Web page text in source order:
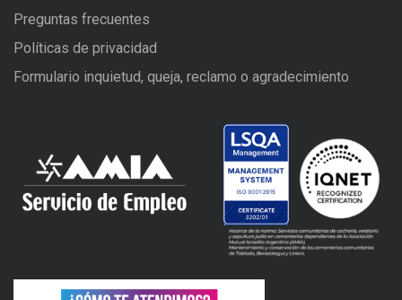
Preguntas frecuentes
Políticas de privacidad
Formulario inquietud, queja, reclamo o agradecimiento